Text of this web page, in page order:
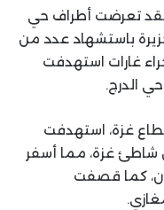
تعرضت أطراف حي
باستشهاد عدد من
غارات استهدفت
الدرج.
غزة، استهدفت
شاطئ غزة، مما أسفر
كما قصفت